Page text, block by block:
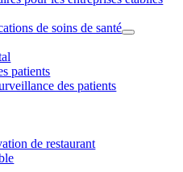
de soins de santé
patients
des patients
de restaurant